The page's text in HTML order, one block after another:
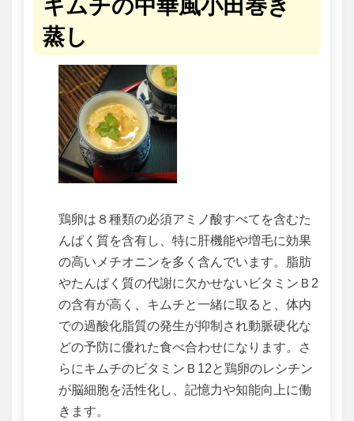
キムチの中華風小田巻き
蒸し
鶏卵は８種類の必須アミノ酸すべてを含むた
んぱく質を含有し、特に肝機能や増毛に効果
の高いメチオニンを多く含んでいます。脂肪
やたんぱく質の代謝に欠かせないビタミンＢ2
の含有が高く、キムチと一緒に取ると、体内
での過酸化脂質の発生が抑制され動脈硬化な
どの予防に優れた食べ合わせになります。さ
らにキムチのビタミンＢ12と鶏卵のレシチン
が脳細胞を活性化し、記憶力や知能向上に働
きます。